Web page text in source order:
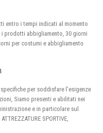
entro i tempi indicati al momento
prodotti abbigliamento, 30 giorni
per costumi e abbigliamento
per soddisfare l’esigenze
Siamo presenti e abilitati nei
e in particolare sul
SPORTIVE,